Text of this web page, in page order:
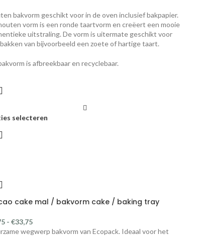
bakvorm geschikt voor in de oven inclusief bakpapier.
vorm is een ronde taartvorm en creëert een mooie
uitstraling. De vorm is uitermate geschikt voor
van bijvoorbeeld een zoete of hartige taart.
is afbreekbaar en recyclebaar.
selecteren
cake mal / bakvorm cake / baking tray
- €33,75
wegwerp bakvorm van Ecopack. Ideaal voor het